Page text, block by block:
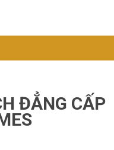
ĐẲNG CẤP